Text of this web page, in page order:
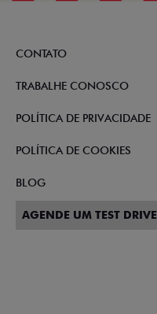
CONTATO
TRABALHE CONOSCO
POLÍTICA DE PRIVACIDADE
POLÍTICA DE COOKIES
BLOG
AGENDE UM TEST DRIVE